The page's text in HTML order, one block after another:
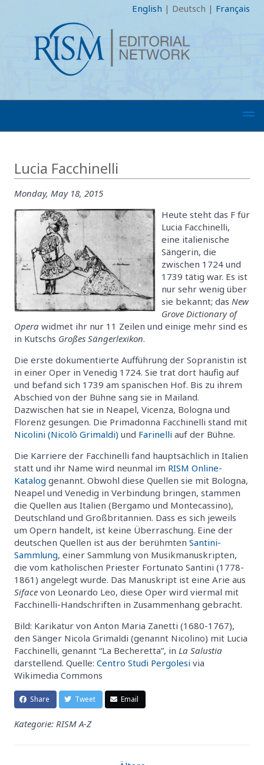
English | Deutsch | Français
Lucia Facchinelli
Monday, May 18, 2015
Heute steht das F für
Lucia Facchinelli,
eine italienische
Sängerin, die
zwischen 1724 und
1739 tätig war. Es ist
nur sehr wenig über
sie bekannt; das New
Grove Dictionary of
Opera widmet ihr nur 11 Zeilen und einige mehr sind es
in Kutschs Großes Sängerlexikon.
Die erste dokumentierte Aufführung der Sopranistin ist
in einer Oper in Venedig 1724. Sie trat dort häufig auf
und befand sich 1739 am spanischen Hof. Bis zu ihrem
Abschied von der Bühne sang sie in Mailand.
Dazwischen hat sie in Neapel, Vicenza, Bologna und
Florenz gesungen. Die Primadonna Facchinelli stand mit
Nicolini (Nicolò Grimaldi) und Farinelli auf der Bühne.
Die Karriere der Facchinelli fand hauptsächlich in Italien
statt und ihr Name wird neunmal im RISM Online-
Katalog genannt. Obwohl diese Quellen sie mit Bologna,
Neapel und Venedig in Verbindung bringen, stammen
die Quellen aus Italien (Bergamo und Montecassino),
Deutschland und Großbritannien. Dass es sich jeweils
um Opern handelt, ist keine Überraschung. Eine der
deutschen Quellen ist aus der berühmten Santini-
Sammlung, einer Sammlung von Musikmanuskripten,
die vom katholischen Priester Fortunato Santini (1778-
1861) angelegt wurde. Das Manuskript ist eine Arie aus
Siface von Leonardo Leo, diese Oper wird viermal mit
Facchinelli-Handschriften in Zusammenhang gebracht.
Bild: Karikatur von Anton Maria Zanetti (1680-1767),
den Sänger Nicola Grimaldi (genannt Nicolino) mit Lucia
Facchinelli, genannt “La Becheretta”, in La Salustia
darstellend. Quelle: Centro Studi Pergolesi via
Wikimedia Commons
Share Tweet Email
Kategorie: RISM A-Z